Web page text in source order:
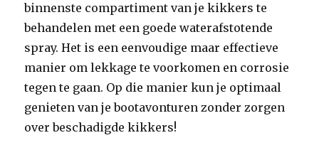
binnenste compartiment van je kikkers te
behandelen met een goede waterafstotende
spray. Het is een eenvoudige maar effectieve
manier om lekkage te voorkomen en corrosie
tegen te gaan. Op die manier kun je optimaal
genieten van je bootavonturen zonder zorgen
over beschadigde kikkers!